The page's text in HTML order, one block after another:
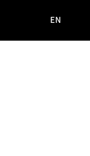
사이트로
EN